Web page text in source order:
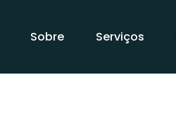
Sobre Serviços